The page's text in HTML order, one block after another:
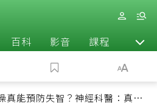
百科 影音 課程 退休
真能預防失智？神經科醫：真正